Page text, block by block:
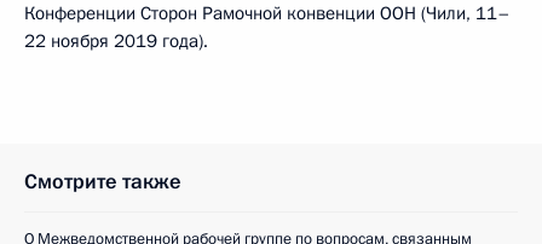
Конференции Сторон Рамочной конвенции ООН (Чили, 11–
22 ноября 2019 года).
Смотрите также
О Межведомственной рабочей группе по вопросам, связанным